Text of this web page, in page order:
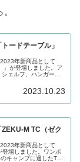
ードテーブル」
年新商品として
」が登場しました。ア
ェルフ、ハンガー、
2023.10.23
M TC（ゼク
年新商品として
登場しました。ワンポ
キャンプに適したTC